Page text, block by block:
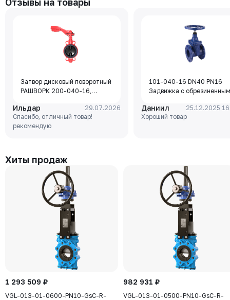
Затвор дисковый поворотный
РАШВОРК 200-040-16,
250 (GG25), диск - GJS-400-
15 (GGG40), уплотнение -
EPDM, М/Ф, рукоятка
Ильдар
29.07.2026
Спасибо, отличный товар!
рекомендую
101-040-16 DN40 PN16
Задвижка с обрезиненным
чугун, клин-EPDM,
Tmax=110°C Ф/Ф
Даниил
25.12.2025
Хороший товар
Хиты продаж
1 293 509 ₽
VGL-013-01-0600-PN10-GsC-R-
982 931 ₽
VGL-013-01-0500-PN10-GsC-R-